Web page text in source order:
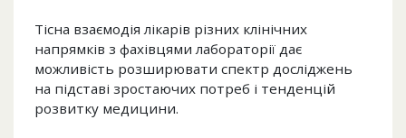
Тісна взаємодія лікарів різних клінічних
напрямків з фахівцями лабораторії дає
можливість розширювати спектр досліджень
на підставі зростаючих потреб і тенденцій
розвитку медицини.